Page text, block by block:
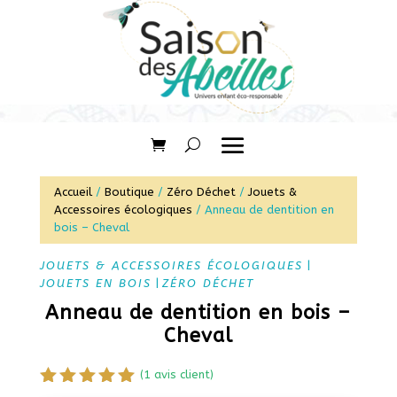
Accueil/ Boutique / Zéro Déchet/Jouets &
Accessoires écologiques / Anneau de dentition en
bois – Cheval
JOUETS & ACCESSOIRES ÉCOLOGIQUES
JOUETS EN BOIS
ZÉRO DÉCHET
Anneau de dentition en bois –
Cheval
(1 avis client)